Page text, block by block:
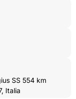
SS 554 km
Italia